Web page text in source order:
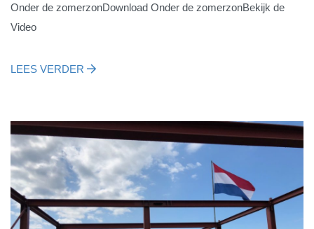
Onder de zomerzonDownload Onder de zomerzonBekijk de
Video
LEES VERDER